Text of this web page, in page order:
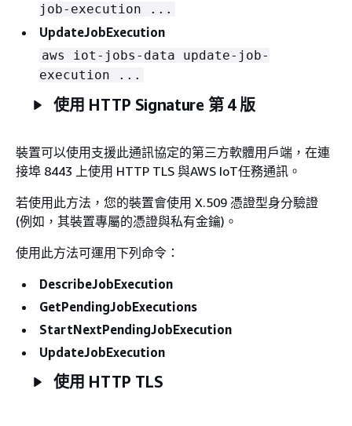
job-execution ...
UpdateJobExecution
aws iot-jobs-data update-job-
execution ...
使用 HTTP Signature 第 4 版
裝置可以使用支援此通訊協定的第三方軟體用戶端，在連
接埠 8443 上使用 HTTP TLS 與AWS IoT任務通訊。
若使用此方法，您的裝置會使用 X.509 憑證型身分驗證
(例如，其裝置專屬的憑證與私有金鑰)。
使用此方法可運用下列命令：
DescribeJobExecution
GetPendingJobExecutions
StartNextPendingJobExecution
UpdateJobExecution
使用 HTTP TLS